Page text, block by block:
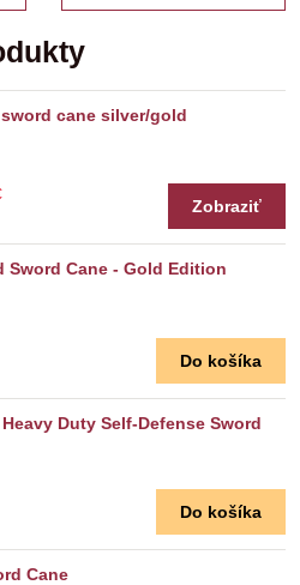
cane silver/gold
Zobraziť
Sword Cane - Gold Edition
Do košíka
Duty Self-Defense Sword
Do košíka
Cane